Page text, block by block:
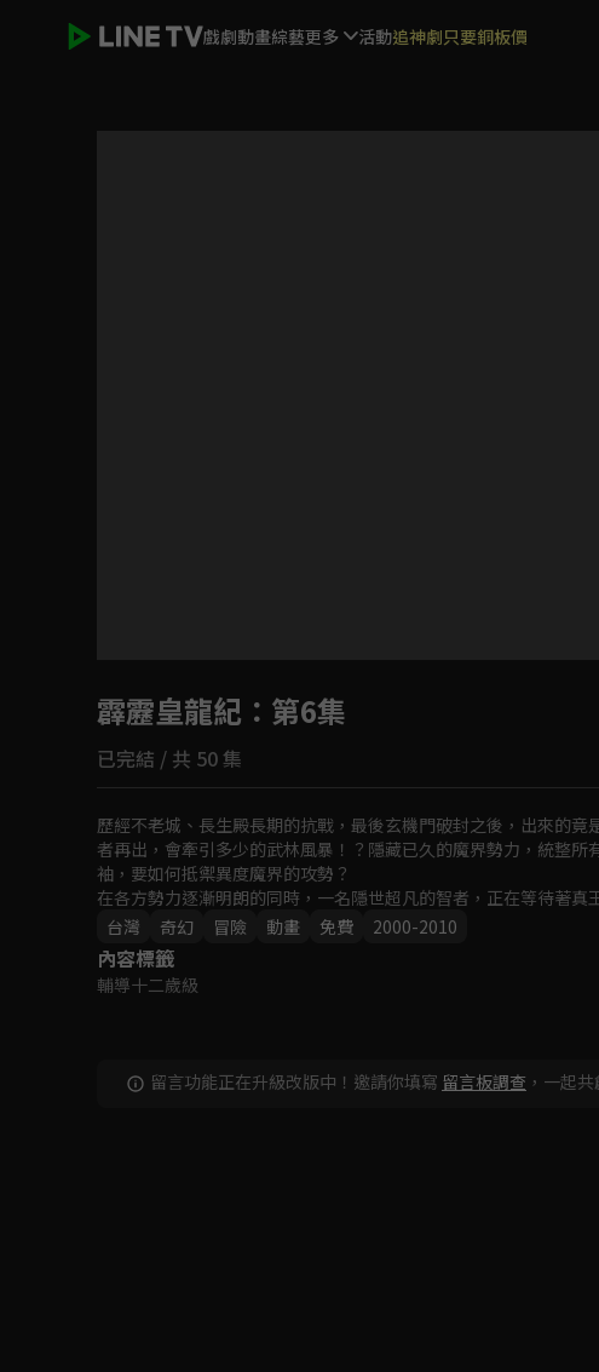
戲劇動畫綜藝更多 活動追神劇只要銅板價
如有不便請見諒
霹靂皇龍紀 ：第6集
已完結 / 共 50 集
歷經不老城、長生殿長期的抗戰，最後玄機門破封之後，出來的
者再出，會牽引多少的武林風暴！？隱藏已久的魔界勢力，統整
袖，要如何抵禦異度魔界的攻勢？
在各方勢力逐漸明朗的同時，一名隱世超凡的智者，正在等待著
機？強者林立的武林，只看誰能一笑定江山！？
台灣
奇幻 冒險 動畫 免費 2000-2010
內容標籤
輔導十二歲級
留言功能正在升級改版中！邀請你填寫 留言板調查 ，一起